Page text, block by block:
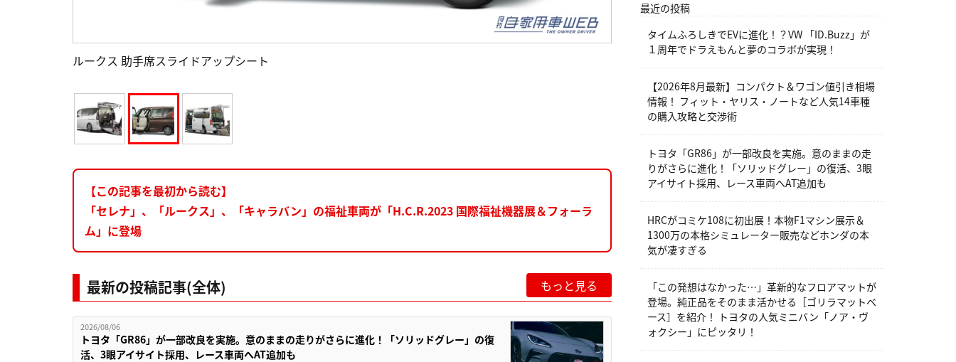
ルークス 助手席スライドアップシート
【この記事を最初から読む】
「セレナ」、「ルークス」、「キャラバン」の福祉車両が「H.C.R.2023 国際福祉機器展＆フォーラ
ム」に登場
最新の投稿記事(全体) もっと見る
2026/08/06
トヨタ「GR86」が一部改良を実施。意のままの走りがさらに進化！「ソリッドグレー」の復
活、3眼アイサイト採用、レース車両へAT追加も
最近の投稿
タイムふろしきでEVに進化！？VW 「ID.Buzz」が
１周年でドラえもんと夢のコラボが実現！
【2026年8月最新】コンパクト＆ワゴン値引き相場
情報！ フィット・ヤリス・ノートなど人気14車種
の購入攻略と交渉術
トヨタ「GR86」が一部改良を実施。意のままの走
りがさらに進化！「ソリッドグレー」の復活、3眼
アイサイト採用、レース車両へAT追加も
HRCがコミケ108に初出展！本物F1マシン展示＆
1300万の本格シミュレーター販売などホンダの本
気が凄すぎる
「この発想はなかった…」革新的なフロアマットが
登場。純正品をそのまま活かせる［ゴリラマットベ
ース］を紹介！ トヨタの人気ミニバン「ノア・ヴ
ォクシー」にピッタリ！